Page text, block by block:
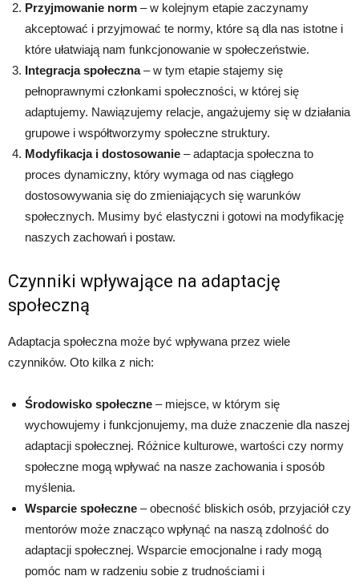
Przyjmowanie norm – w kolejnym etapie zaczynamy
akceptować i przyjmować te normy, które są dla nas istotne i
które ułatwiają nam funkcjonowanie w społeczeństwie.
Integracja społeczna– w tym etapie stajemy się
pełnoprawnymi członkami społeczności, w której się
adaptujemy. Nawiązujemy relacje, angażujemy się w działania
grupowe i współtworzymy społeczne struktury.
Modyfikacja i dostosowanie – adaptacja społeczna to
proces dynamiczny, który wymaga od nas ciągłego
dostosowywania się do zmieniających się warunków
społecznych. Musimy być elastyczni i gotowi na modyfikację
naszych zachowań i postaw.
Czynniki wpływające na adaptację
społeczną
Adaptacja społeczna może być wpływana przez wiele
czynników. Oto kilka z nich:
Środowisko społeczne – miejsce, w którym się
wychowujemy i funkcjonujemy, ma duże znaczenie dla naszej
adaptacji społecznej. Różnice kulturowe, wartości czy normy
społeczne mogą wpływać na nasze zachowania i sposób
myślenia.
Wsparcie społeczne – obecność bliskich osób, przyjaciół czy
mentorów może znacząco wpłynąć na naszą zdolność do
adaptacji społecznej. Wsparcie emocjonalne i rady mogą
pomóc nam w radzeniu sobie z trudnościami i